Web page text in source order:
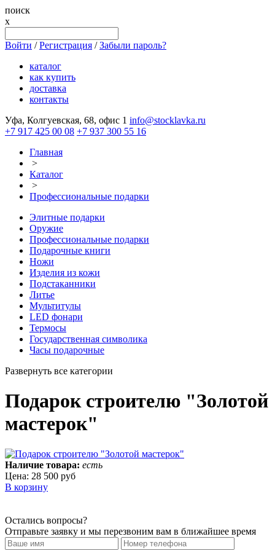
поиск
x
Войти / Регистрация / Забыли пароль?
каталог
как купить
доставка
контакты
Уфа, Колгуевская, 68, офис 1 info@stocklavka.ru
+7 917 425 00 08 +7 937 300 55 16
Главная
>
Каталог
>
Профессиональные подарки
Элитные подарки
Оружие
Профессиональные подарки
Подарочные книги
Ножи
Изделия из кожи
Подстаканники
Литье
Мультитулы
LED фонари
Термосы
Государственная символика
Часы подарочные
Развернуть все категории
Подарок строителю "Золотой
мастерок"
Наличие товара: есть
Цена: 28 500 руб
В корзину
Остались вопросы?
Отправьте заявку и мы перезвоним вам в ближайшее время